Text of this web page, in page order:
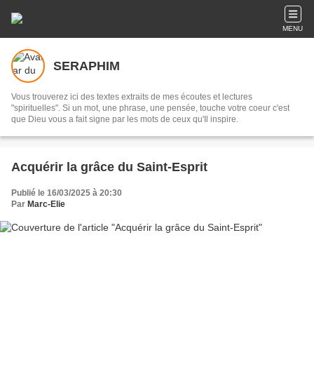
MENU
SERAPHIM
Vous trouverez ici des textes extraits de mes écoutes et lectures
"spirituelles". Si un mot, une phrase, une pensée, touche votre coeur c'est
que Dieu vous a fait signe par les mots de ceux qu'Il inspire.
Acquérir la grâce du Saint-Esprit
Publié le 16/03/2025 à 20:30
Par Marc-Elie